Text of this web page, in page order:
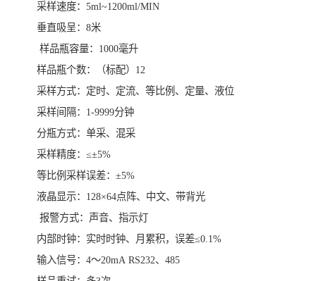
采样速度：5ml~1200ml/MIN
垂直吸呈：8米
样品瓶容量：1000毫升
样品瓶个数：（标配）12
采样方式：定时、定流、等比例、定量、液位
采样间隔：1-9999分钟
分瓶方式：单采、混采
采样精度：≤±5%
等比例采样误差：±5%
液晶显示：128×64点阵、中文、带背光
报警方式：声音、指示灯
内部时钟：实时时钟、月累积，误差≤0.1%
输入信号：4～20mA RS232、485